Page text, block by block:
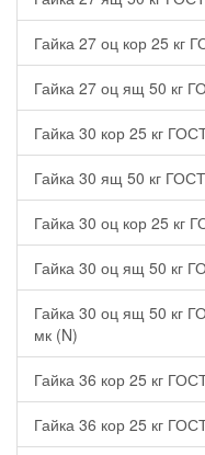
Гайка 27 оц кор 25 кг
Гайка 27 оц ящ 50 кг
Гайка 30 кор 25 кг
Гайка 30 ящ 50 кг
Гайка 30 оц кор 25 кг
Гайка 30 оц ящ 50 кг
Гайка 30 оц ящ 50 кг
мк (N)
Гайка 36 кор 25 кг
Гайка 36 кор 25 кг